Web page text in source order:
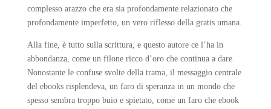
complesso arazzo che era sia profondamente relazionato che
profondamente imperfetto, un vero riflesso della gratis umana.
Alla fine, è tutto sulla scrittura, e questo autore ce l’ha in
abbondanza, come un filone ricco d’oro che continua a dare.
Nonostante le confuse svolte della trama, il messaggio centrale
del ebooks risplendeva, un faro di speranza in un mondo che
spesso sembra troppo buio e spietato, come un faro che ebook